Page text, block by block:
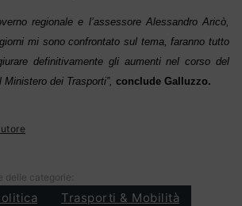
regionale e l’assessore Alessandro Aricò,
mi sono confrontato sul tema, faranno tutto
definitivamente gli aumenti nel corso del
dei Trasporti”, conclude Galluzzo.
delle categorie:
Trasporti & Mobilità